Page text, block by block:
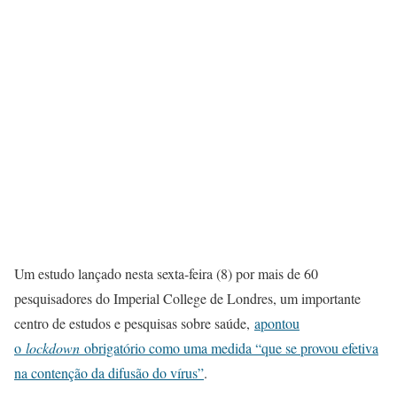
Um estudo lançado nesta sexta-feira (8) por mais de 60
pesquisadores do Imperial College de Londres, um importante
centro de estudos e pesquisas sobre saúde, apontou
o lockdown obrigatório como uma medida “que se provou efetiva
na contenção da difusão do vírus”.